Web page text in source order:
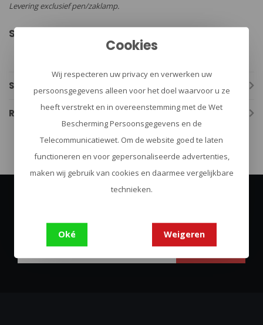
Levering exclusief pen/zaklamp.
Specificaties:
Specificaties
Reviews
Blijf op de hoogte over onze laatste acties
Cookies
Wij respecteren uw privacy en verwerken uw
persoonsgegevens alleen voor het doel waarvoor u ze
heeft verstrekt en in overeenstemming met de Wet
Bescherming Persoonsgegevens en de
Telecommunicatiewet. Om de website goed te laten
functioneren en voor gepersonaliseerde advertenties,
maken wij gebruik van cookies en daarmee vergelijkbare
technieken.
Oké Weigeren